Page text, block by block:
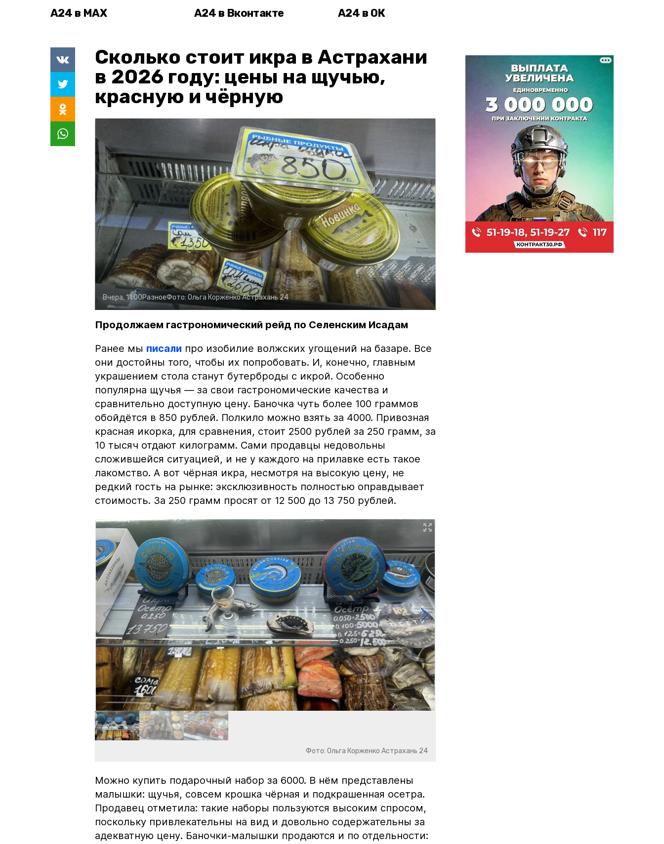
А24 в MAX А24 в Вконтакте А24 в ОК
Сколько стоит икра в Астрахани
в 2026 году: цены на щучью,
красную и чёрную
Вчера, 11:00РазноеФото: Ольга КорженкоАстрахань 24
Продолжаем гастрономический рейд по Селенским Исадам
Ранее мы писали про изобилие волжских угощений на базаре. Все
они достойны того, чтобы их попробовать. И, конечно, главным
украшением стола станут бутерброды с икрой. Особенно
популярна щучья — за свои гастрономические качества и
сравнительно доступную цену. Баночка чуть более 100 граммов
обойдётся в 850 рублей. Полкило можно взять за 4000. Привозная
красная икорка, для сравнения, стоит 2500 рублей за 250 грамм, за
10 тысяч отдают килограмм. Сами продавцы недовольны
сложившейся ситуацией, и не у каждого на прилавке есть такое
лакомство. А вот чёрная икра, несмотря на высокую цену, не
редкий гость на рынке: эксклюзивность полностью оправдывает
стоимость. За 250 грамм просят от 12 500 до 13 750 рублей.
Фото: Ольга Корженко Астрахань 24
Можно купить подарочный набор за 6000. В нём представлены
малышки: щучья, совсем крошка чёрная и подкрашенная осетра.
Продавец отметила: такие наборы пользуются высоким спросом,
поскольку привлекательны на вид и довольно содержательны за
адекватную цену. Баночки-малышки продаются и по отдельности: